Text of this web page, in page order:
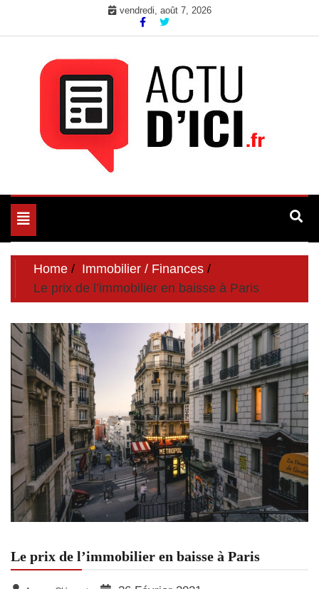
vendredi, août 7, 2026
Actu d'Ici
Toggle
navigation
Home
Immobilier / Finances
Le prix de l’immobilier en baisse à Paris
Le prix de l’immobilier en baisse à Paris